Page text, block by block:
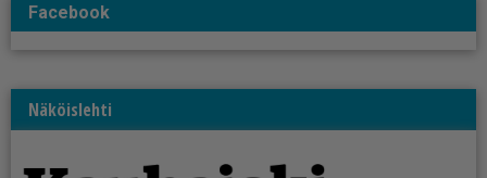
Facebook
Näköislehti